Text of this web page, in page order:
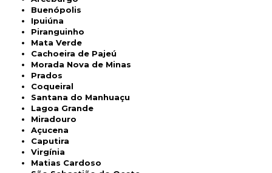
Buenópolis
Ipuiúna
Piranguinho
Mata Verde
Cachoeira de Pajeú
Morada Nova de Minas
Prados
Coqueiral
Santana do Manhuaçu
Lagoa Grande
Miradouro
Açucena
Caputira
Virgínia
Matias Cardoso